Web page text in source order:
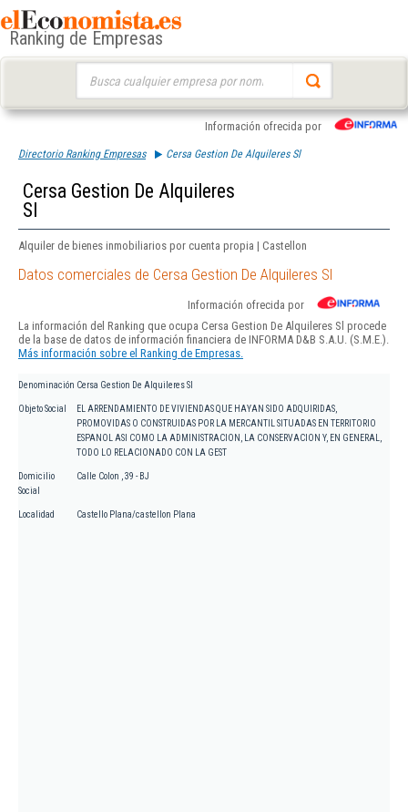
Ranking de Empresas
Información ofrecida por
Directorio Ranking Empresas Cersa Gestion De Alquileres Sl
Cersa Gestion De Alquileres
Sl
Alquiler de bienes inmobiliarios por cuenta propia | Castellon
Datos comerciales de Cersa Gestion De Alquileres Sl
Información ofrecida por
La información del Ranking que ocupa Cersa Gestion De Alquileres Sl procede
de la base de datos de información financiera de INFORMA D&B S.A.U. (S.M.E.).
Más información sobre el Ranking de Empresas.
Denominación Cersa Gestion De Alquileres Sl
Objeto Social
EL ARRENDAMIENTO DE VIVIENDAS QUE HAYAN SIDO ADQUIRIDAS,
PROMOVIDAS O CONSTRUIDAS POR LA MERCANTIL SITUADAS EN TERRITORIO
ESPANOL ASI COMO LA ADMINISTRACION, LA CONSERVACION Y, EN GENERAL,
TODO LO RELACIONADO CON LA GEST
Domicilio
Social
Calle Colon , 39 - BJ
Localidad Castello Plana/castellon Plana